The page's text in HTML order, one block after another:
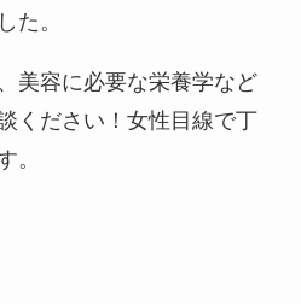
た。
美容に必要な栄養学など
ください！女性目線で丁
。